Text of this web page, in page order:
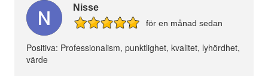
Nisse
för en månad sedan
Positiva: Professionalism, punktlighet, kvalitet, lyhördhet,
värde